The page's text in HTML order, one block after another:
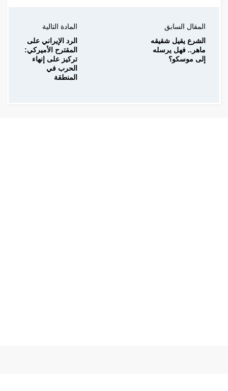
المقال السابق
الشرع يقيل شقيقه
ماهر.. فهل يرسله
إلى موسكو؟
المادة التالية
الرد الإيراني على
المقترح الأميركي:
تركيز على إنهاء
الحرب في
المنطقة